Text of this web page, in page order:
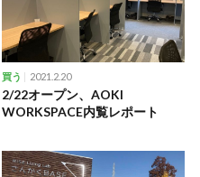
買う 2021.2.20
2/22オープン、AOKI
WORKSPACE内覧レポート